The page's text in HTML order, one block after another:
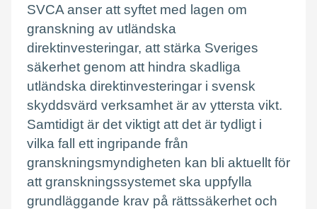
SVCA anser att syftet med lagen om
granskning av utländska
direktinvesteringar, att stärka Sveriges
säkerhet genom att hindra skadliga
utländska direktinvesteringar i svensk
skyddsvärd verksamhet är av yttersta vikt.
Samtidigt är det viktigt att det är tydligt i
vilka fall ett ingripande från
granskningsmyndigheten kan bli aktuellt för
att granskningssystemet ska uppfylla
grundläggande krav på rättssäkerhet och